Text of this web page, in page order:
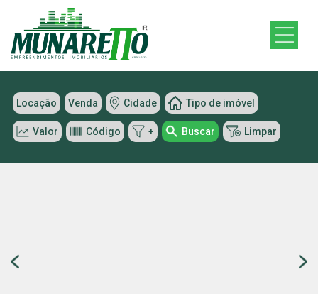
Locação Venda Cidade Tipo de imóvel
Valor Código + Buscar Limpar